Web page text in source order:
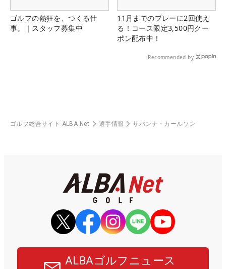
ゴルフの熱狂を、つくる仕
事。｜スタッフ募集中
11月までのプレーに2回使え
る！コース限定3,500円クー
ポン配布中！
Recommended by
ゴルフ総合サイト ALBA Net 選手情報 サバンナ・カールソン
ALBAゴルフニュース